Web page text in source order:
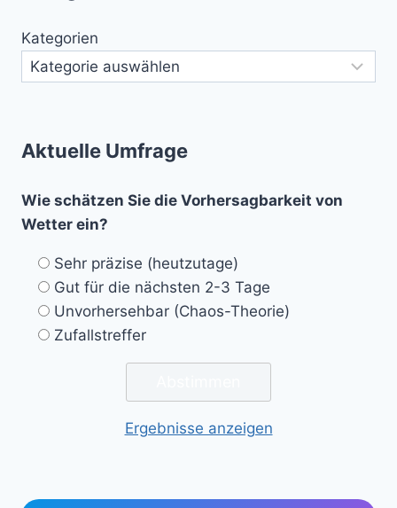
Kategorien
Aktuelle Umfrage
Wie schätzen Sie die Vorhersagbarkeit von
Wetter ein?
Sehr präzise (heutzutage)
Gut für die nächsten 2-3 Tage
Unvorhersehbar (Chaos-Theorie)
Zufallstreffer
Ergebnisse anzeigen